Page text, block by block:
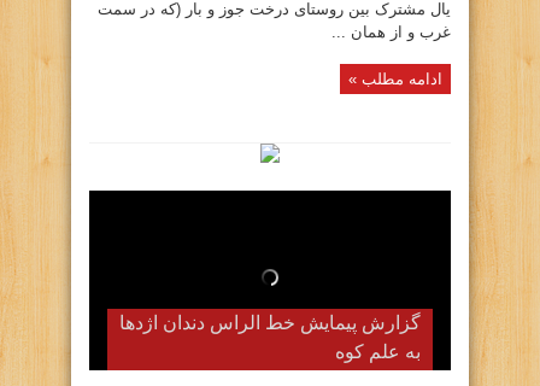
یال مشترک بین روستای درخت جوز و بار (که در سمت
غرب و از همان ...
ادامه مطلب »
گزارش پیمایش خط الراس دندان اژدها
به علم کوه